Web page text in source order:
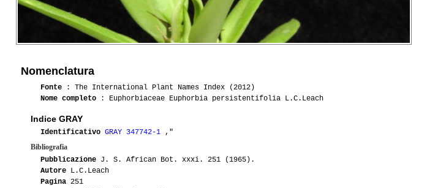
Nomenclatura
Fonte : The International Plant Names Index (2012)
Nome completo : Euphorbiaceae Euphorbia persistentifolia L.C.Leach
Indice GRAY
Identificativo GRAY 347742-1 ,"
Bibliografia
Pubblicazione J. S. African Bot. xxxi. 251 (1965).
Autore L.C.Leach
Pagina 251